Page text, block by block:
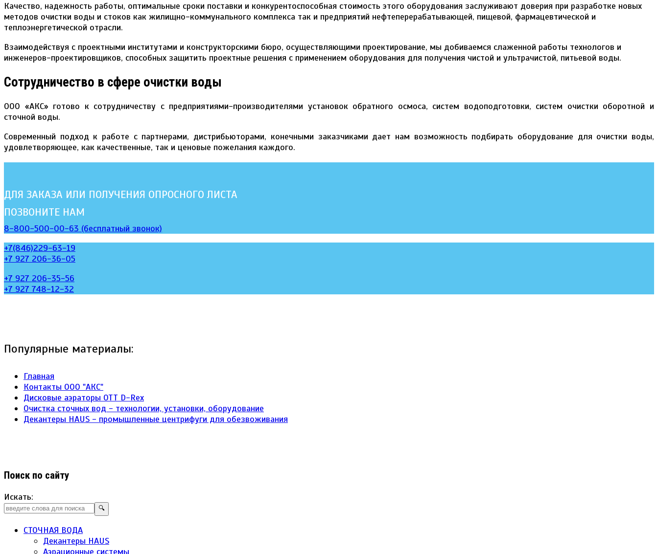
Качество, надежность работы, оптимальные сроки поставки и конкурентоспособная стоимость этого оборудования заслуживают доверия при разработке новых
методов очистки воды и стоков как жилищно-коммунального комплекса так и предприятий нефтеперерабатывающей, пищевой, фармацевтической и
теплоэнергетической отрасли.
Взаимодействуя с проектными институтами и конструкторскими бюро, осуществляющими проектирование, мы добиваемся слаженной работы технологов и
инженеров-проектировщиков, способных защитить проектные решения с применением оборудования для получения чистой и ультрачистой, питьевой воды.
Сотрудничество в сфере очистки воды
ООО «АКС» готово к сотрудничеству с предприятиями-производителями установок обратного осмоса, систем водоподготовки, систем очистки оборотной и
сточной воды.
Современный подход к работе с партнерами, дистрибьюторами, конечными заказчиками дает нам возможность подбирать оборудование для очистки воды,
удовлетворяющее, как качественные, так и ценовые пожелания каждого.
ДЛЯ ЗАКАЗА ИЛИ ПОЛУЧЕНИЯ ОПРОСНОГО ЛИСТА
ПОЗВОНИТЕ НАМ
8-800-500-00-63 (бесплатный звонок)
+7(846)229-63-19
+7 927 206-36-05
+7 927 206-35-56
+7 927 748-12-32
Популярные материалы:
Главная
Контакты ООО "АКС"
Дисковые аэраторы ОТТ D-Rex
Очистка сточных вод - технологии, установки, оборудование
Декантеры HAUS - промышленные центрифуги для обезвоживания
Поиск по сайту
Искать:
🔍
СТОЧНАЯ ВОДА
Декантеры HAUS
Аэрационные системы